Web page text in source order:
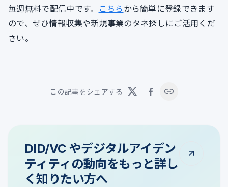
毎週無料で配信中です。 こちらから簡単に登録できます
ので、ぜひ情報収集や新規事業のタネ探しにご活用くだ
さい。
この記事をシェアする
DID/VC やデジタルアイデン
ティティの動向をもっと詳し
く知りたい方へ